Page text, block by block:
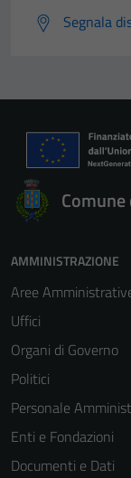
Segnala
AMMINISTRAZIONE
Aree
Uffici
Organi di Governo
Politici
Personale
Enti e Fondazioni
Documenti e Dati